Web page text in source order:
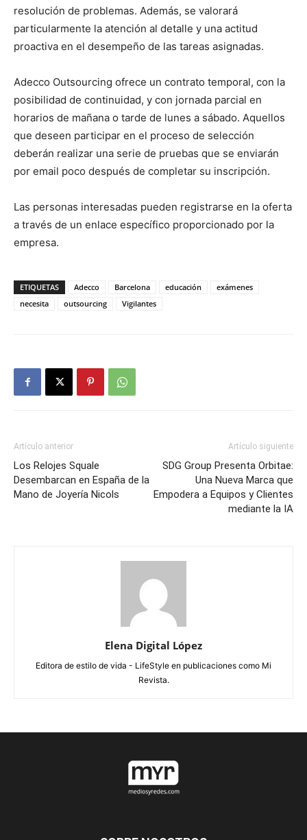
resolución de problemas. Además, se valorará
particularmente la atención al detalle y una actitud
proactiva en el desempeño de las tareas asignadas.
Adecco Outsourcing ofrece un contrato temporal, con la
posibilidad de continuidad, y con jornada parcial en
horarios de mañana o tarde de lunes a sábado. Aquellos
que deseen participar en el proceso de selección
deberán realizar una serie de pruebas que se enviarán
por email poco después de completar su inscripción.
Las personas interesadas pueden registrarse en la oferta
a través de un enlace específico proporcionado por la
empresa.
ETIQUETAS Adecco Barcelona educación
exámenes
necesita
outsourcing Vigilantes
Artículo anterior
Los Relojes Squale
Desembarcan en España de la
Mano de Joyería Nicols
Artículo siguiente
SDG Group Presenta Orbitae:
Una Nueva Marca que
Empodera a Equipos y Clientes
mediante la IA
Elena Digital López
Editora de estilo de vida - LifeStyle en publicaciones como Mi
Revista.